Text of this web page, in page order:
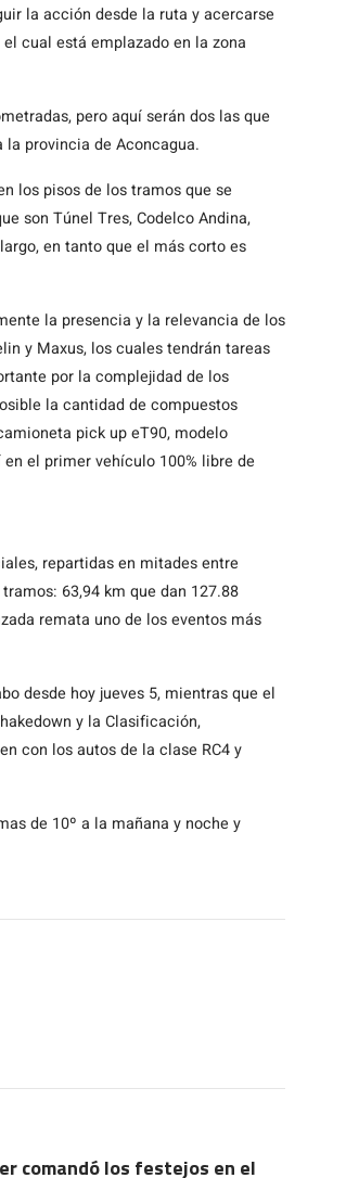
la acción desde la ruta y acercarse
cual está emplazado en la zona
pero aquí serán dos las que
provincia de Aconcagua.
los pisos de los tramos que se
son Túnel Tres, Codelco Andina,
en tanto que el más corto es
la presencia y la relevancia de los
y Maxus, los cuales tendrán tareas
por la complejidad de los
la cantidad de compuestos
pick up eT90, modelo
el primer vehículo 100% libre de
repartidas en mitades entre
63,94 km que dan 127.88
remata uno de los eventos más
desde hoy jueves 5, mientras que el
y la Clasificación,
con los autos de la clase RC4 y
de 10º a la mañana y noche y
comandó los festejos en el